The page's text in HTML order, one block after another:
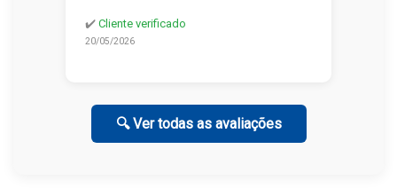
✔️ Cliente verificado
20/05/2026
🔍 Ver todas as avaliações